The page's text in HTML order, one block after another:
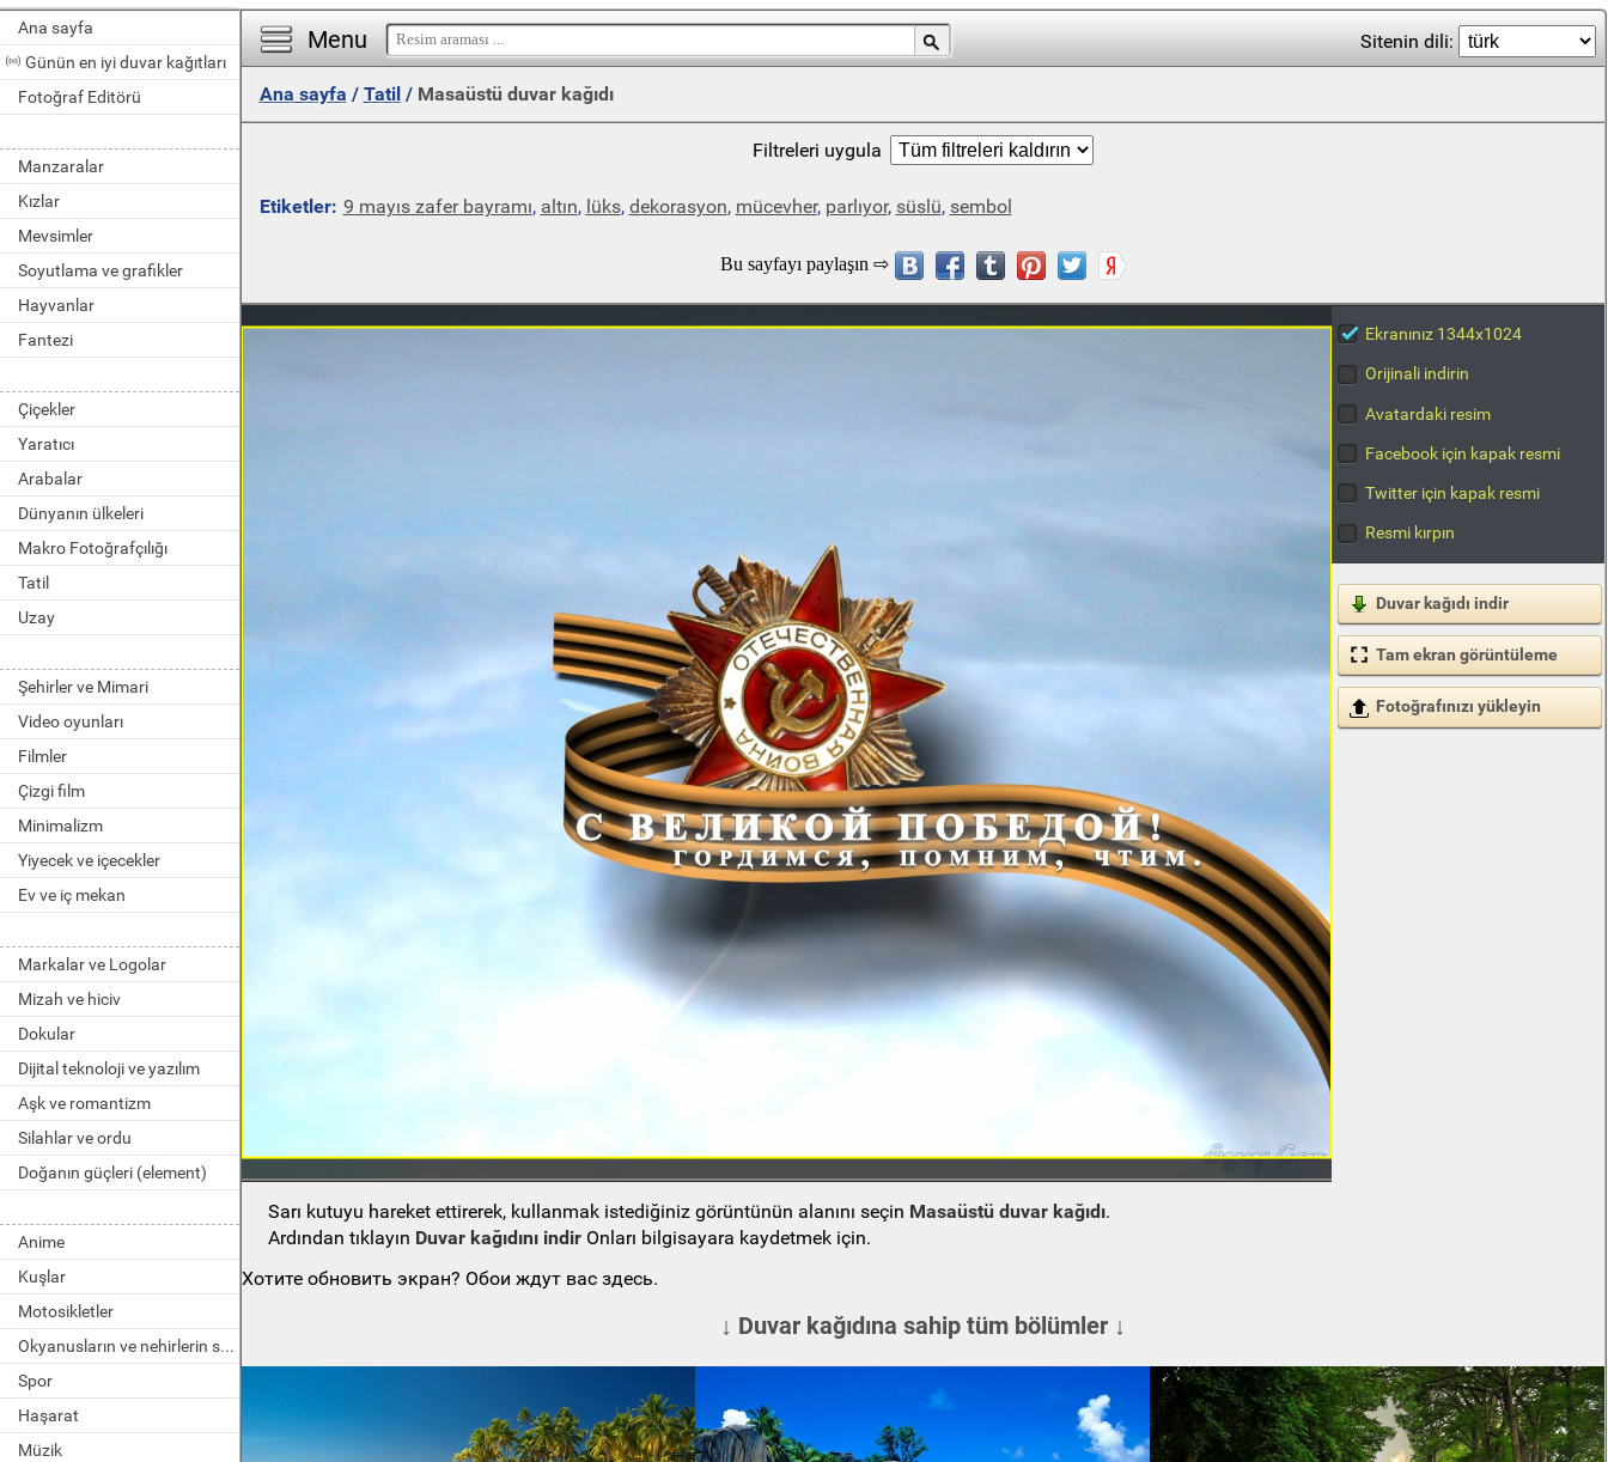
Ana sayfa
Günün en iyi duvar kağıtları
Fotoğraf Editörü
Manzaralar
Kızlar
Mevsimler
Soyutlama ve grafikler
Hayvanlar
Fantezi
Çiçekler
Yaratıcı
Arabalar
Dünyanın ülkeleri
Makro Fotoğrafçılığı
Tatil
Uzay
Şehirler ve Mimari
Video oyunları
Filmler
Çizgi film
Minimalizm
Yiyecek ve içecekler
Ev ve iç mekan
Markalar ve Logolar
Mizah ve hiciv
Dokular
Dijital teknoloji ve yazılım
Aşk ve romantizm
Silahlar ve ordu
Doğanın güçleri (element)
Anime
Kuşlar
Motosikletler
Okyanusların ve nehirlerin sakinleri
Spor
Haşarat
Müzik
Menu Sitenin dili:
Ana sayfa / Tatil/ Masaüstü duvar kağıdı
Filtreleri uygula
Etiketler: 9 mayıs zafer bayramı, altın, lüks, dekorasyon, mücevher, parlıyor, süslü, sembol
Ekranınız 1344x1024
Orijinali indirin
Avatardaki resim
Facebook için kapak resmi
Twitter için kapak resmi
Resmi kırpın
Duvar kağıdı indir
Tam ekran görüntüleme
Fotoğrafınızı yükleyin
Sarı kutuyu hareket ettirerek, kullanmak istediğiniz görüntünün alanını seçin Masaüstü duvar kağıdı.
Ardından tıklayın Duvar kağıdını indir Onları bilgisayara kaydetmek için.
Хотите обновить экран? Обои ждут вас здесь.
↓ Duvar kağıdına sahip tüm bölümler ↓